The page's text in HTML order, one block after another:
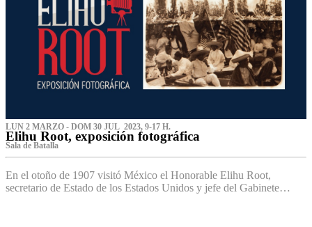
LUN 2 MARZO - DOM 30 JUL 2023, 9-17 H.
Elihu Root, exposición fotográfica
Sala de Batalla
En el otoño de 1907 visitó México el Honorable Elihu Root,
secretario de Estado de los Estados Unidos y jefe del Gabinete…